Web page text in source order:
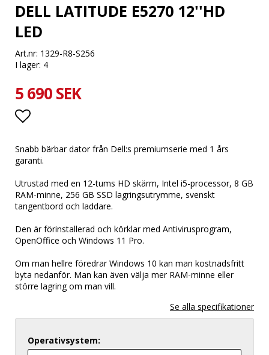
DELL LATITUDE E5270 12''HD
LED
Art.nr: 1329-R8-S256
I lager: 4
5 690 SEK
Lägg till i favoritlistan
Snabb bärbar dator från Dell:s premiumserie med 1 års
garanti.
Utrustad med en 12-tums HD skärm, Intel i5-processor, 8 GB
RAM-minne, 256 GB SSD lagringsutrymme, svenskt
tangentbord och laddare.
Den är förinstallerad och körklar med Antivirusprogram,
OpenOffice och Windows 11 Pro.
Om man hellre föredrar Windows 10 kan man kostnadsfritt
byta nedanför. Man kan även välja mer RAM-minne eller
större lagring om man vill.
Operativsystem: